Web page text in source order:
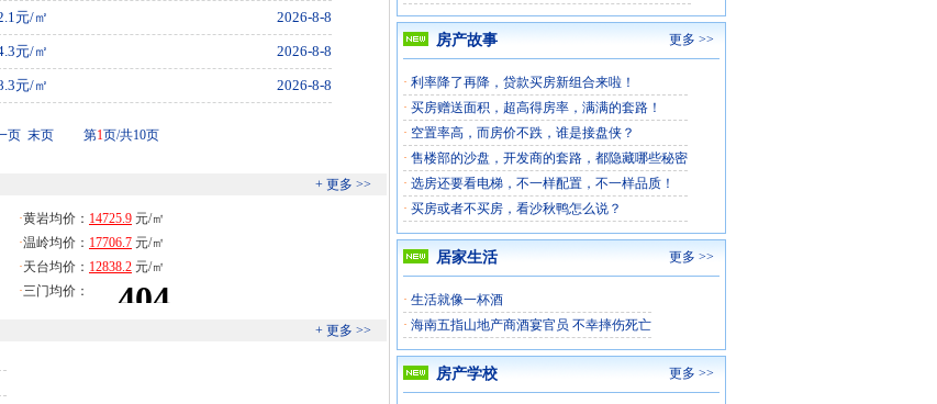
元/㎡ 2026-8-8
元/㎡ 2026-8-8
元/㎡ 2026-8-8
页 末页 第1页/共10页
+ 更多 >>
·黄岩均价：
·温岭均价：
·天台均价：
·三门均价：
+ 更多 >>
房产故事 更多 >>
· 利率降了再降，贷款买房新组合来啦！
· 买房赠送面积，超高得房率，满满的套路！
· 空置率高，而房价不跌，谁是接盘侠？
· 售楼部的沙盘，开发商的套路，都隐藏哪些秘密
· 选房还要看电梯，不一样配置，不一样品质！
· 买房或者不买房，看沙秋鸭怎么说？
居家生活 更多 >>
· 生活就像一杯酒
· 海南五指山地产商酒宴官员 不幸摔伤死亡
房产学校 更多 >>